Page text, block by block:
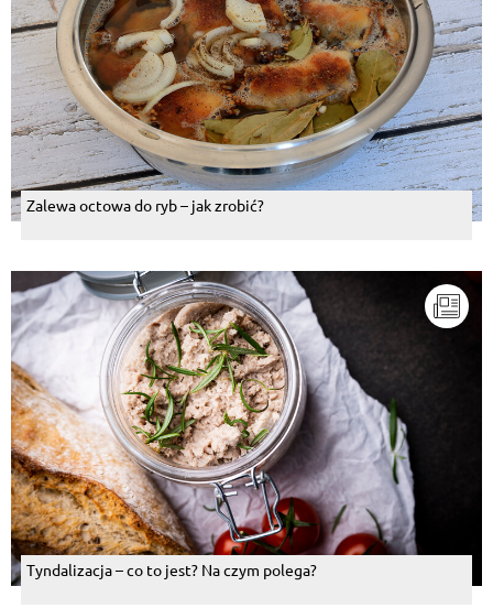
Zalewa octowa do ryb – jak zrobić?
Tyndalizacja – co to jest? Na czym polega?